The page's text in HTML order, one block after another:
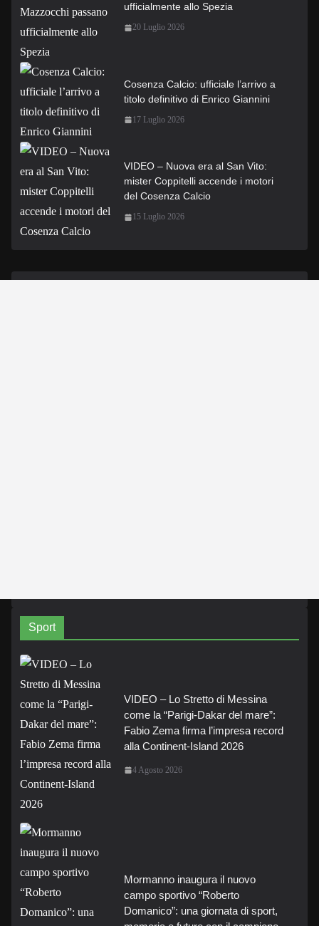
ufficialmente allo Spezia
20 Luglio 2026
Cosenza Calcio: ufficiale l’arrivo a
titolo definitivo di Enrico Giannini
17 Luglio 2026
VIDEO – Nuova era al San Vito:
mister Coppitelli accende i motori
del Cosenza Calcio
15 Luglio 2026
Sport
VIDEO – Lo Stretto di Messina
come la “Parigi-Dakar del mare”:
Fabio Zema firma l’impresa record
alla Continent-Island 2026
4 Agosto 2026
Mormanno inaugura il nuovo
campo sportivo “Roberto
Domanico”: una giornata di sport,